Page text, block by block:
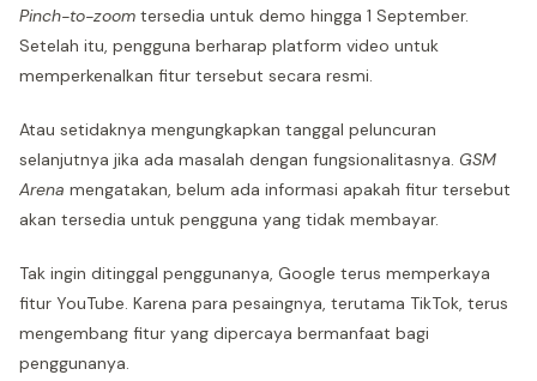
Pinch-to-zoom tersedia untuk demo hingga 1 September.
Setelah itu, pengguna berharap platform video untuk
memperkenalkan fitur tersebut secara resmi.
Atau setidaknya mengungkapkan tanggal peluncuran
selanjutnya jika ada masalah dengan fungsionalitasnya. GSM
Arena mengatakan, belum ada informasi apakah fitur tersebut
akan tersedia untuk pengguna yang tidak membayar.
Tak ingin ditinggal penggunanya, Google terus memperkaya
fitur YouTube. Karena para pesaingnya, terutama TikTok, terus
mengembang fitur yang dipercaya bermanfaat bagi
penggunanya.